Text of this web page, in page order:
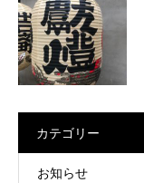
カテゴリー
お知らせ